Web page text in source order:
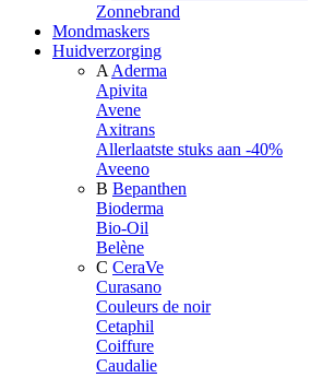
Zonnebrand
Mondmaskers
Huidverzorging
A Aderma
Apivita
Avene
Axitrans
Allerlaatste stuks aan -40%
Aveeno
B Bepanthen
Bioderma
Bio-Oil
Belène
C CeraVe
Curasano
Couleurs de noir
Cetaphil
Coiffure
Caudalie